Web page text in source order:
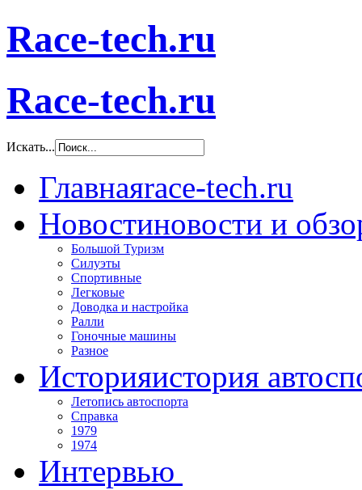
Race-tech.ru
Race-tech.ru
Искать...
Главнаяrace-tech.ru
Новостиновости и
Большой Туризм
Силуэты
Спортивные
Легковые
Доводка и настройка
Ралли
Гоночные машины
Разное
Историяистория
Летопись автоспорта
Справка
1979
1974
Интервью